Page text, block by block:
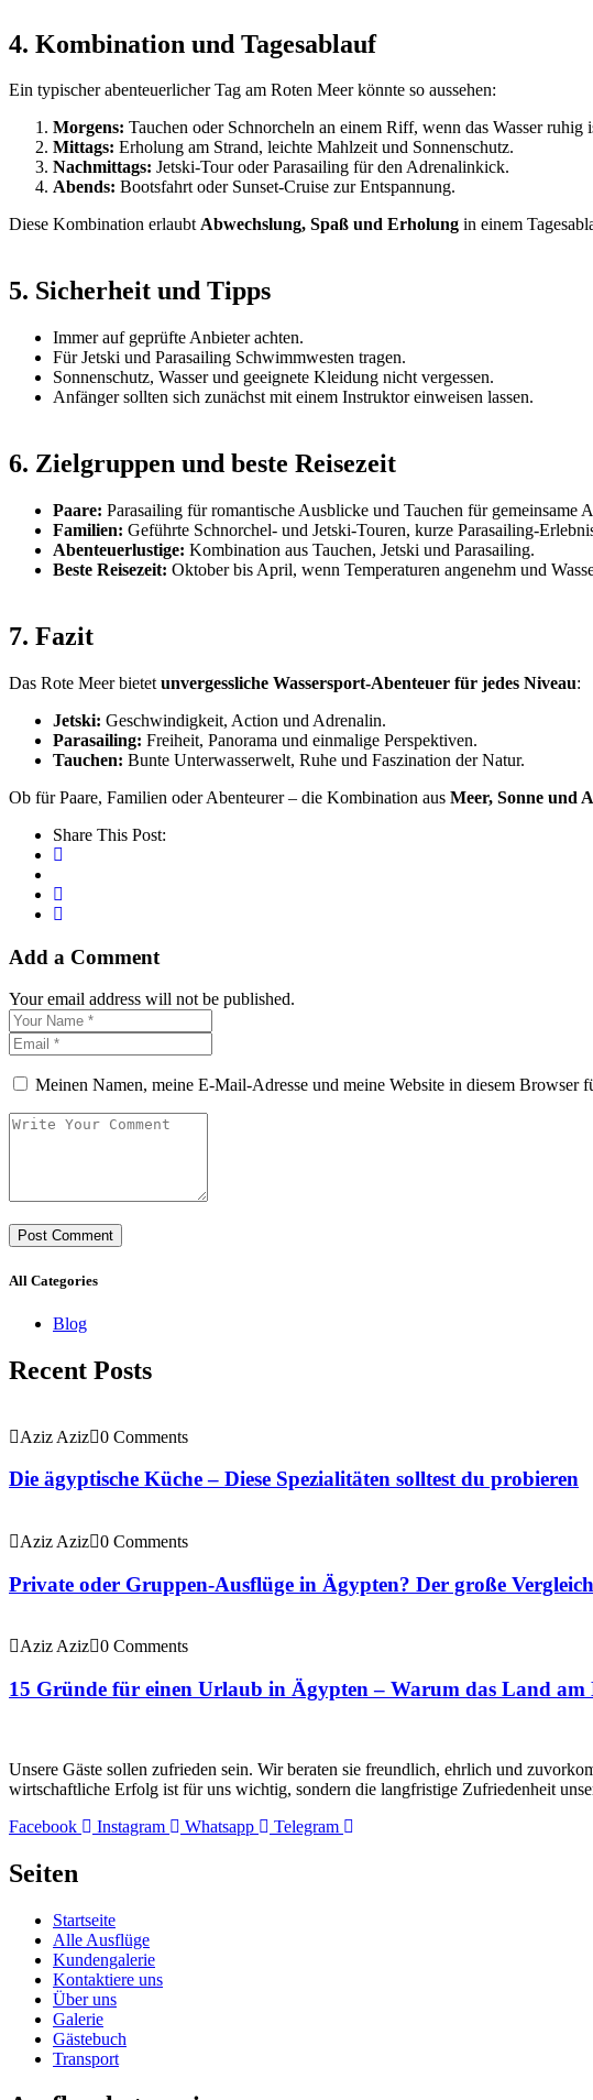
4. Kombination und Tagesablauf
Ein typischer abenteuerlicher Tag am Roten Meer könnte so aussehen:
Morgens: Tauchen oder Schnorcheln an einem Riff, wenn das Wasser ruhig
Mittags: Erholung am Strand, leichte Mahlzeit und Sonnenschutz.
Nachmittags: Jetski-Tour oder Parasailing für den Adrenalinkick.
Abends: Bootsfahrt oder Sunset-Cruise zur Entspannung.
Diese Kombination erlaubtAbwechslung, Spaß und Erholung in einem
5. Sicherheit und Tipps
Immer auf geprüfte Anbieter achten.
Für Jetski und Parasailing Schwimmwesten tragen.
Sonnenschutz, Wasser und geeignete Kleidung nicht vergessen.
Anfänger sollten sich zunächst mit einem Instruktor einweisen lassen.
6. Zielgruppen und beste Reisezeit
Paare: Parasailing für romantische Ausblicke und Tauchen für gemeinsame
Familien: Geführte Schnorchel- und Jetski-Touren, kurze Parasailing-
Abenteuerlustige: Kombination aus Tauchen, Jetski und Parasailing.
Beste Reisezeit: Oktober bis April, wenn Temperaturen angenehm und
7. Fazit
Das Rote Meer bietet unvergessliche Wassersport-Abenteuer für jedes Niveau:
Jetski: Geschwindigkeit, Action und Adrenalin.
Parasailing: Freiheit, Panorama und einmalige Perspektiven.
Tauchen: Bunte Unterwasserwelt, Ruhe und Faszination der Natur.
Ob für Paare, Familien oder Abenteurer – die Kombination aus Meer, Sonne und
Share This Post:
Add a Comment
Your email address will not be published.
Meinen Namen, meine E-Mail-Adresse und meine Website in diesem Browser
All Categories
Blog
Recent Posts
Aziz Aziz 0 Comments
Die ägyptische Küche – Diese Spezialitäten solltest du probieren
Aziz Aziz 0 Comments
Private oder Gruppen-Ausflüge in Ägypten? Der große
Aziz Aziz 0 Comments
15 Gründe für einen Urlaub in Ägypten – Warum das Land am
Unsere Gäste sollen zufrieden sein. Wir beraten sie freundlich, ehrlich und
wirtschaftliche Erfolg ist für uns wichtig, sondern die langfristige Zufriedenheit
Facebook
Instagram Whatsapp Telegram
Seiten
Startseite
Alle Ausflüge
Kundengalerie
Kontaktiere uns
Über uns
Galerie
Gästebuch
Transport